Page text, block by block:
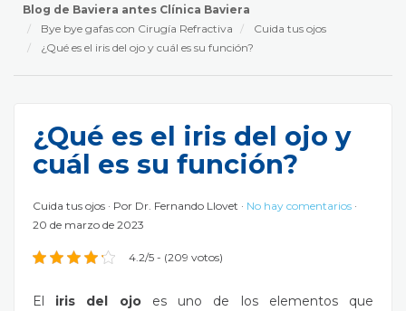
Blog de Baviera antes Clínica Baviera
Bye bye gafas con Cirugía Refractiva
Cuida tus ojos
¿Qué es el iris del ojo y cuál es su función?
¿Qué es el iris del ojo y
cuál es su función?
Cuida tus ojos Por Dr. Fernando Llovet
No hay comentarios
20 de marzo de 2023
4.2/5 - (209 votos)
El iris del ojoes uno de los elementos que